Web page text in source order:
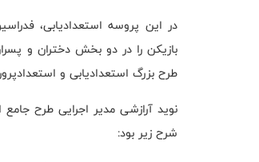
طرح بزرگ استعدادیابی و
نوید آرازشی مدیر اجرایی طرح
شرح زیر بود: